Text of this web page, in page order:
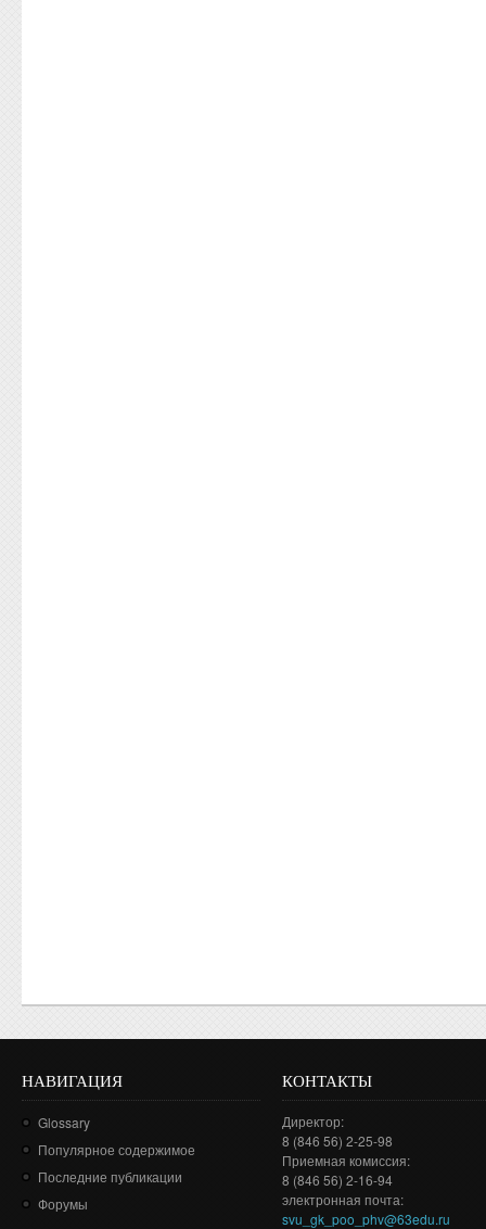
НАВИГАЦИЯ
Glossary
Популярное содержимое
Последние публикации
Форумы
КОНТАКТЫ
Директор:
8 (846 56) 2-25-98
Приемная комиссия:
8 (846 56) 2-16-94
электронная почта:
svu_gk_poo_phv@63edu.ru